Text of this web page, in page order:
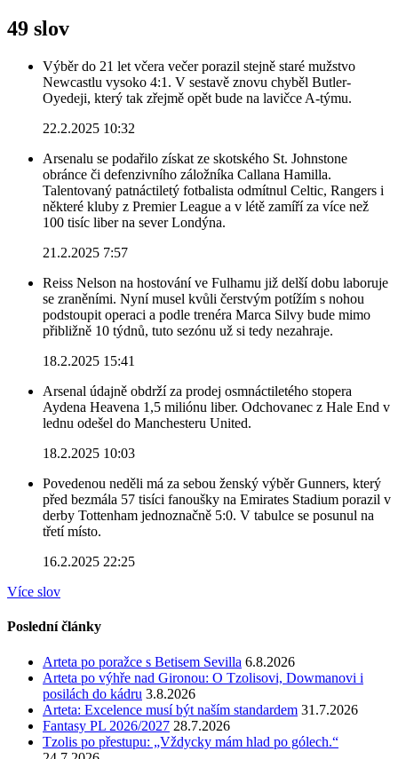
49 slov
Výběr do 21 let včera večer porazil stejně staré mužstvo
Newcastlu vysoko 4:1. V sestavě znovu chyběl Butler-
Oyedeji, který tak zřejmě opět bude na lavičce A-týmu.
22.2.2025 10:32
Arsenalu se podařilo získat ze skotského St. Johnstone
obránce či defenzivního záložníka Callana Hamilla.
Talentovaný patnáctiletý fotbalista odmítnul Celtic, Rangers i
některé kluby z Premier League a v létě zamíří za více než
100 tisíc liber na sever Londýna.
21.2.2025 7:57
Reiss Nelson na hostování ve Fulhamu již delší dobu laboruje
se zraněními. Nyní musel kvůli čerstvým potížím s nohou
podstoupit operaci a podle trenéra Marca Silvy bude mimo
přibližně 10 týdnů, tuto sezónu už si tedy nezahraje.
18.2.2025 15:41
Arsenal údajně obdrží za prodej osmnáctiletého stopera
Aydena Heavena 1,5 miliónu liber. Odchovanec z Hale End v
lednu odešel do Manchesteru United.
18.2.2025 10:03
Povedenou neděli má za sebou ženský výběr Gunners, který
před bezmála 57 tisíci fanoušky na Emirates Stadium porazil v
derby Tottenham jednoznačně 5:0. V tabulce se posunul na
třetí místo.
16.2.2025 22:25
Více slov
Poslední články
Arteta po poražce s Betisem Sevilla 6.8.2026
Arteta po výhře nad Gironou: O Tzolisovi, Dowmanovi i
posilách do kádru 3.8.2026
Arteta: Excelence musí být naším standardem 31.7.2026
Fantasy PL 2026/2027 28.7.2026
Tzolis po přestupu: „Vždycky mám hlad po gólech.“